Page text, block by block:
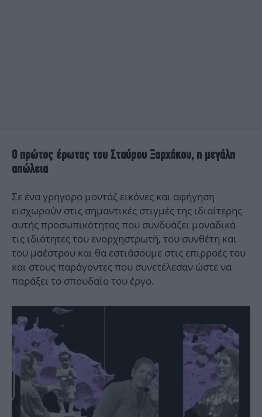
Ο πρώτος έρωτας του Σταύρου Ξαρχάκου, η μεγάλη
απώλεια
Σε ένα γρήγορο μοντάζ εικόνες και αφήγηση
εισχωρούν στις σημαντικές στιγμές της ιδιαίτερης
αυτής προσωπικότητας που συνδυάζει μοναδικά
τις ιδιότητες του ενορχηστρωτή, του συνθέτη και
του μαέστρου και θα εστιάσουμε στις επιρροές του
και στους παράγοντες που συνετέλεσαν ώστε να
παράξει το σπουδαίο του έργο.